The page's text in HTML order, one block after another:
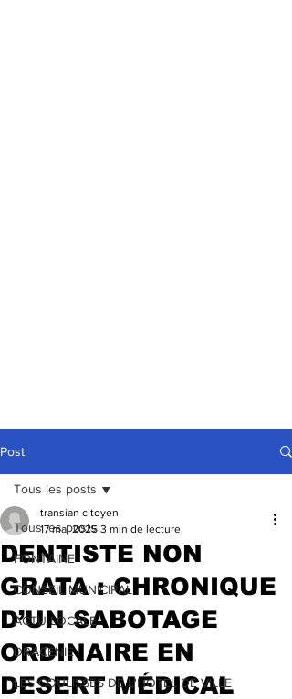
Post
Tous les posts
FONTAINE
CONSEIL MUNICIPAL
ACTU LOCALE
DRACENIE
LES COULISSES DE L'HÔTEL DE VILLE
Tous les posts
DENTISTE NON
GRATA : CHRONIQUE
D’UN SABOTAGE
ORDINAIRE EN
DESERT MÉDICAL
transian citoyen
17 mai 2025 3 min de lecture